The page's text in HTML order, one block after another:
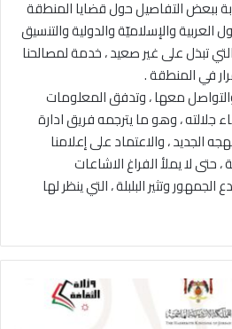
ببعض التفاصيل حول قضايا المنطقة
والإسلاميّة والدولية والتنسيق
تبذل على غير صعيد ، خدمة لمصالحنا
في المنطقة .
معها ، وتدفق المعلومات
جلالته ، وهو ما يترجمه فريق ادارة
الجديد ، والاعتماد على إعلامنا
حتى لا يملأ الفراغ الاشاعات
وتثير البلبلة ، التي ينظر لها